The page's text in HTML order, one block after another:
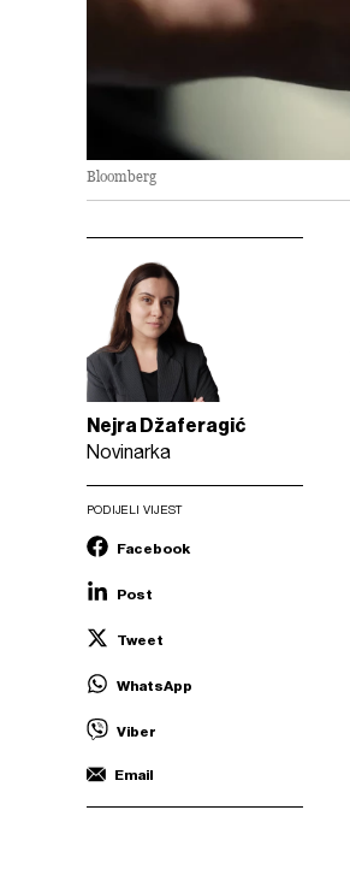
Bloomberg
Nejra Džaferagić
Novinarka
PODIJELI VIJEST
Facebook
Post
Tweet
WhatsApp
Viber
Email